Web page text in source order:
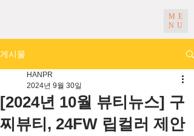
ME
NU
게시물
[2024년 10월 뷰티뉴스] 구
찌뷰티, 24FW 립컬러 제안
HANPR
2024년 9월 30일